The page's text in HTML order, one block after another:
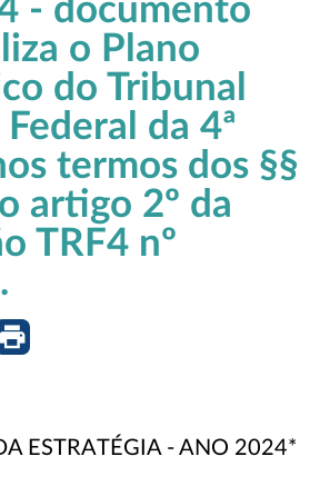
- documento
o Plano
do Tribunal
da 4ª
termos dos §§
artigo 2º da
TRF4 nº
ESTRATÉGIA - ANO 2024*